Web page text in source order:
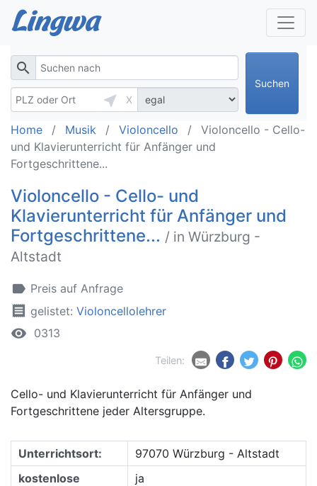
search
near_me
X
Suchen
Home Musik Violoncello
Violoncello - Cello-
und Klavierunterricht für Anfänger und
Fortgeschrittene...
Violoncello - Cello- und
Klavierunterricht für Anfänger und
Fortgeschrittene... / in Würzburg -
Altstadt
label Preis auf Anfrage
receipt gelistet: Violoncellolehrer
remove_red_eye 0313
Teilen:
Cello- und Klavierunterricht für Anfänger und
Fortgeschrittene jeder Altersgruppe.
Unterrichtsort:
97070 Würzburg - Altstadt
kostenlose
ja